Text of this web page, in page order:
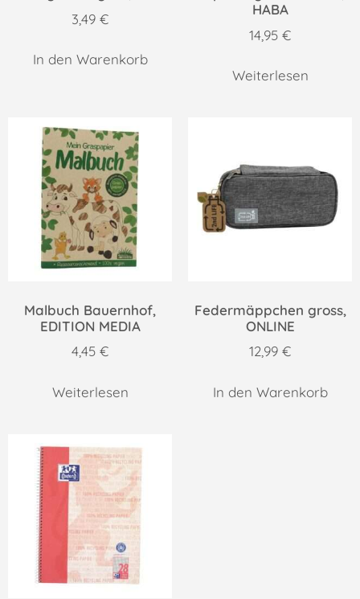
3,49 €
In den Warenkorb
HABA
14,95 €
Weiterlesen
Malbuch Bauernhof,
EDITION MEDIA
4,45 €
Weiterlesen
Federmäppchen gross,
ONLINE
12,99 €
In den Warenkorb